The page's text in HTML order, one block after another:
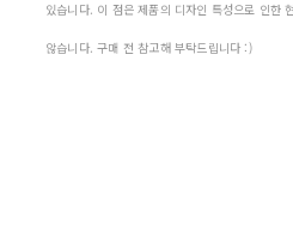
있습니다. 이 점은 제품의 디자인 특성으로 인한
않습니다. 구매 전 참고해 부탁드립니다 :)